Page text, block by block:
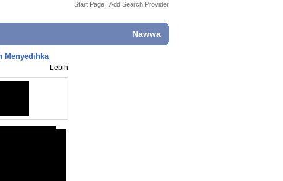
Start Page | Add Search Provider
Nawwa
Menyedihka
Lebih